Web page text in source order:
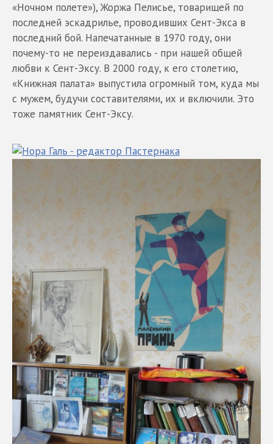
«Ночном полете»), Жоржа Пелисье, товарищей по
последней эскадрилье, проводивших Сент-Экса в
последний бой. Напечатанные в 1970 году, они
почему-то не переиздавались - при нашей общей
любви к Сент-Эксу. В 2000 году, к его столетию,
«Книжная палата» выпустила огромный том, куда мы
с мужем, будучи составителями, их и включили. Это
тоже памятник Сент-Эксу.